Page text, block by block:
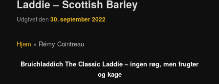
Laddie – Scottish Barley
Udgivet den30. september 2022
Hjem » Rémy Cointreau
Bruichladdich The Classic Laddie – ingen røg, men frugter
og kage